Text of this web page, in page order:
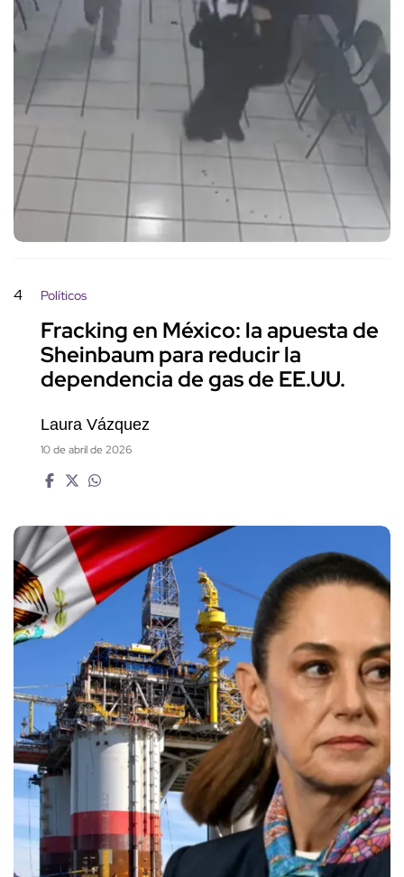
4 Políticos
Fracking en México: la apuesta de
Sheinbaum para reducir la
dependencia de gas de EE.UU.
Laura Vázquez
10 de abril de 2026